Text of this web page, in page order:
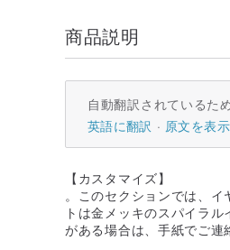
商品説明
自動翻訳されているた
英語に翻訳
原文を表
【カスタマイズ】
。このセクションでは、
トは金メッキのスパイラ
がある場合は、手紙でご連